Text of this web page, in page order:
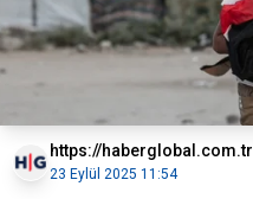
https://haberglobal.com.tr
23 Eylül 2025 11:54